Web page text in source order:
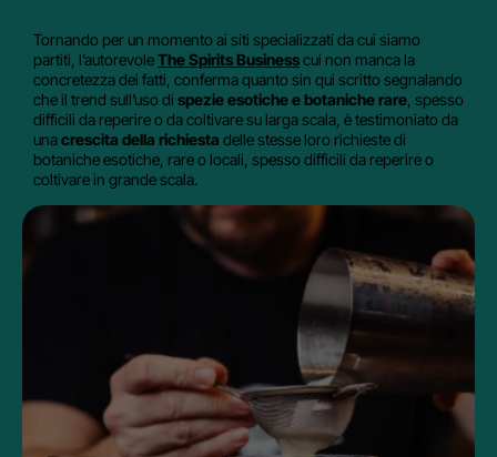
Tornando per un momento ai siti specializzati da cui siamo
partiti, l’autorevoleThe Spirits Businesscui non manca la
concretezza dei fatti, conferma quanto sin qui scritto segnalando
che il trend sull’uso di spezie esotiche e botaniche rare , spesso
difficili da reperire o da coltivare su larga scala, è testimoniato da
unacrescita della richiesta delle stesse loro richieste di
botaniche esotiche, rare o locali, spesso difficili da reperire o
coltivare in grande scala.